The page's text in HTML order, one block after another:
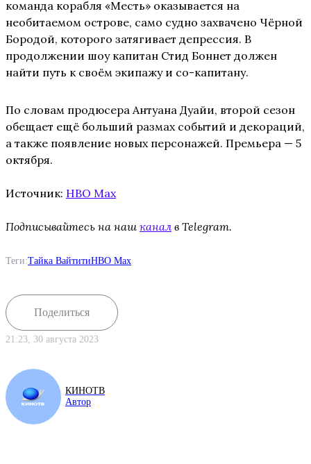
команда корабля «Месть» оказывается на
необитаемом острове, само судно захвачено Чёрной
Бородой, которого затягивает депрессия. В
продолжении шоу капитан Стид Боннет должен
найти путь к своём экипажу и со-капитану.
По словам продюсера Антуана Дуайи, второй сезон
обещает ещё больший размах событий и декораций,
а также появление новых персонажей. Премьера — 5
октября.
Источник: HBO Max
Подписывайтесь на наш канал в Telegram.
Теги:Тайка ВайтитиHBO Max
Поделиться
21:23, 30 августа 2023
КИНОТВ
Автор